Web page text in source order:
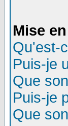
Mise
Qu'est-
Puis-je
Que
Puis-je
Que